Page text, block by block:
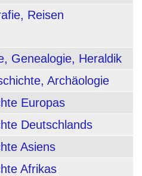
Reisen
Genealogie, Heraldik
Archäologie
Europas
Deutschlands
Asiens
Afrikas